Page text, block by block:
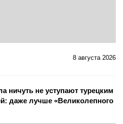
8 августа 2026
ничуть не уступают турецким
даже лучше «Великолепного